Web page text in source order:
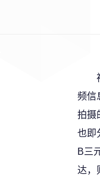
频信
拍摄
也即
B三
达，